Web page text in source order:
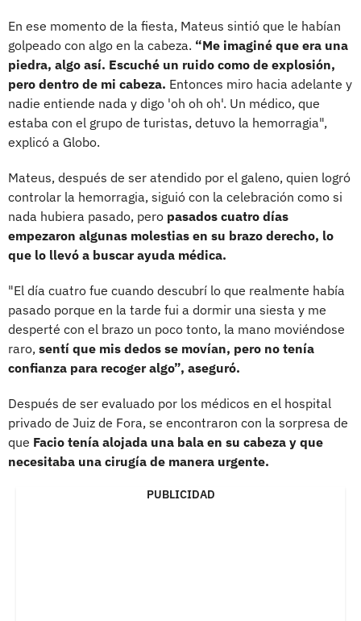
En ese momento de la fiesta, Mateus sintió que le habían
golpeado con algo en la cabeza. “Me imaginé que era una
piedra, algo así. Escuché un ruido como de explosión,
pero dentro de mi cabeza. Entonces miro hacia adelante y
nadie entiende nada y digo 'oh oh oh'. Un médico, que
estaba con el grupo de turistas, detuvo la hemorragia",
explicó a Globo.
Mateus, después de ser atendido por el galeno, quien logró
controlar la hemorragia, siguió con la celebración como si
nada hubiera pasado, pero pasados cuatro días
empezaron algunas molestias en su brazo derecho, lo
que lo llevó a buscar ayuda médica.
"El día cuatro fue cuando descubrí lo que realmente había
pasado porque en la tarde fui a dormir una siesta y me
desperté con el brazo un poco tonto, la mano moviéndose
raro, sentí que mis dedos se movían, pero no tenía
confianza para recoger algo”, aseguró.
Después de ser evaluado por los médicos en el hospital
privado de Juiz de Fora, se encontraron con la sorpresa de
que Facio tenía alojada una bala en su cabeza y que
necesitaba una cirugía de manera urgente.
PUBLICIDAD